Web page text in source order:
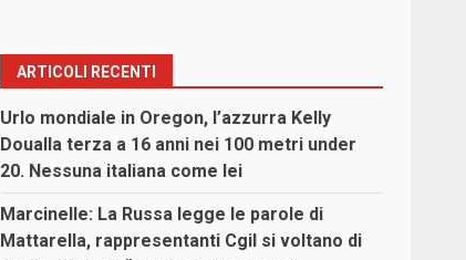
ARTICOLI RECENTI
Urlo mondiale in Oregon, l’azzurra Kelly
Doualla terza a 16 anni nei 100 metri under
20. Nessuna italiana come lei
Marcinelle: La Russa legge le parole di
Mattarella, rappresentanti Cgil si voltano di